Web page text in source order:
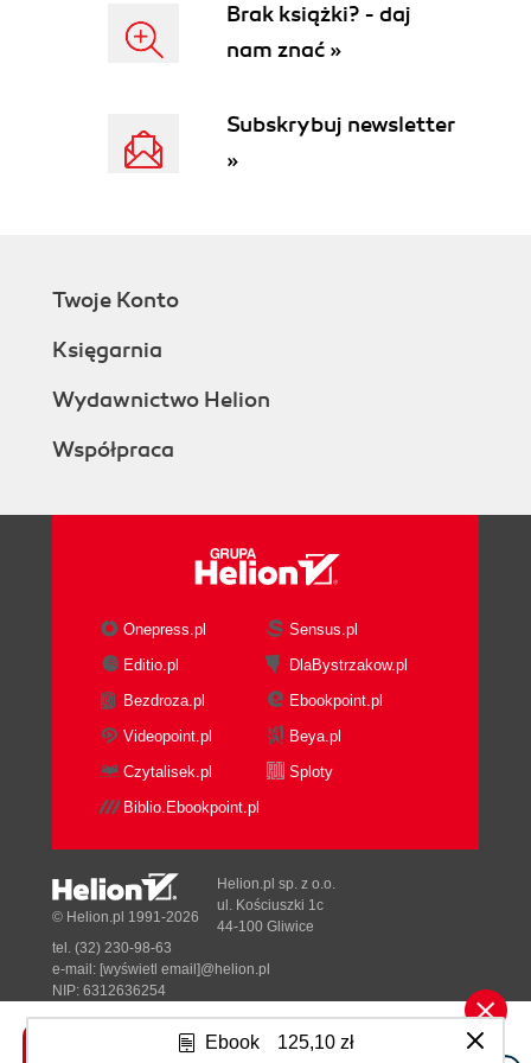
Ebook 125,10 zł
Brak książki? - daj
nam znać »
Subskrybuj newsletter
»
Twoje Konto
Księgarnia
Wydawnictwo Helion
Współpraca
Onepress.pl
Sensus.pl
Editio.pl
DlaBystrzakow.pl
Bezdroza.pl
Ebookpoint.pl
Videopoint.pl
Beya.pl
Czytalisek.pl
Sploty
Biblio.Ebookpoint.pl
Tonik.pl
© Helion.pl 1991-2026
Helion.pl sp. z o.o.
ul. Kościuszki 1c
44-100 Gliwice
tel. (32) 230-98-63
e-mail: [wyświetl email]@helion.pl
NIP: 6312636254